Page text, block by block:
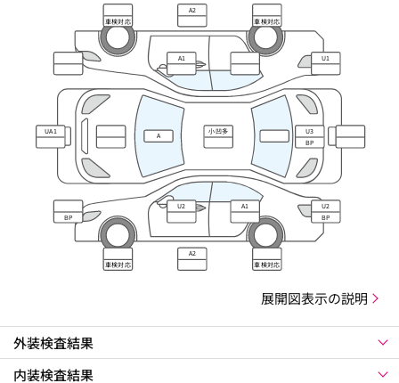
車検対応
A2
車検対応
A1 U1
UA1
A
小凹多 U3
BP
BP
U2 A1 U2
BP
車検対応
A2
車検対応
展開図表示の説明
外装検査結果
内装検査結果